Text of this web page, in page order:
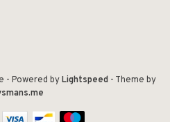
- Powered byLightspeed - Theme by